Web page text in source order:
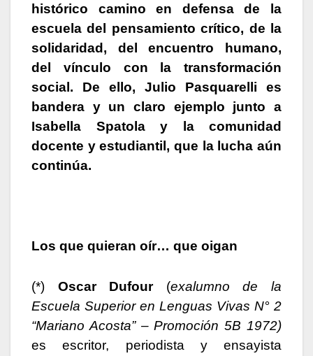
histórico camino en defensa de la
escuela del pensamiento crítico, de la
solidaridad, del encuentro humano,
del vínculo con la transformación
social. De ello, Julio Pasquarelli es
bandera y un claro ejemplo junto a
Isabella Spatola y la comunidad
docente y estudiantil, que la lucha aún
continúa.
Los que quieran oír… que oigan
(*) Oscar Dufour (exalumno de la
Escuela Superior en Lenguas Vivas N° 2
“Mariano Acosta” – Promoción 5B 1972)
es escritor, periodista y ensayista